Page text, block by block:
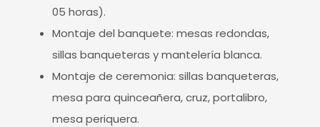
05 horas).
Montaje del banquete: mesas redondas,
sillas banqueteras y mantelería blanca.
Montaje de ceremonia: sillas banqueteras,
mesa para quinceañera, cruz, portalibro,
mesa periquera.